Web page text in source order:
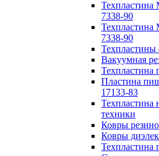
7338-90
7338-90
Вакуумная
Техпластина
Пластина
17133-83
Техпластина
техники
Ковры
Ковры
Техпластина